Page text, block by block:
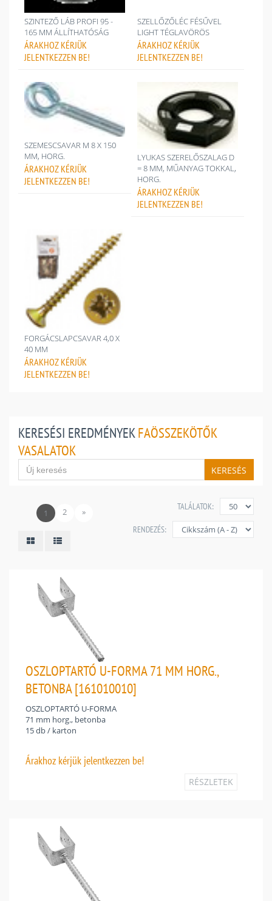
SZINTEZŐ LÁB PROFI 95 -
165 MM ÁLLÍTHATÓSÁG
ÁRAKHOZ KÉRJÜK
JELENTKEZZEN BE!
SZELLŐZŐLÉC FÉSŰVEL
LIGHT TÉGLAVÖRÖS
ÁRAKHOZ KÉRJÜK
JELENTKEZZEN BE!
SZEMESCSAVAR M 8 X 150
MM, HORG.
ÁRAKHOZ KÉRJÜK
JELENTKEZZEN BE!
LYUKAS SZERELŐSZALAG D
= 8 MM, MŰANYAG TOKKAL,
HORG.
ÁRAKHOZ KÉRJÜK
JELENTKEZZEN BE!
FORGÁCSLAPCSAVAR 4,0 X
40 MM
ÁRAKHOZ KÉRJÜK
JELENTKEZZEN BE!
KERESÉSI EREDMÉNYEKFAÖSSZEKÖTŐK
VASALATOK
KERESÉS
1 2 » TALÁLATOK:
RENDEZÉS:
OSZLOPTARTÓ U-FORMA 71 MM HORG.,
BETONBA [161010010]
OSZLOPTARTÓ U-FORMA
71 mm horg., betonba
15 db / karton
Árakhoz kérjük jelentkezzen be!
RÉSZLETEK